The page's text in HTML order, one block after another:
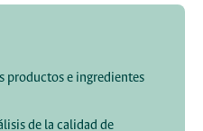
productos e ingredientes
de la calidad de